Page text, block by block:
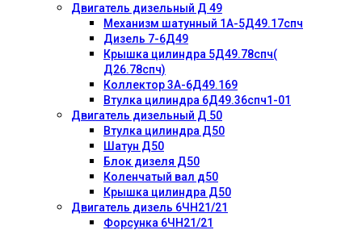
Двигатель дизельный Д 49
Механизм шатунный 1А-5Д49.17спч
Дизель 7-6Д49
Крышка цилиндра 5Д49.78спч(
Д26.78спч)
Коллектор 3А-6Д49.169
Втулка цилиндра 6Д49.36спч1-01
Двигатель дизельный Д 50
Втулка цилиндра Д50
Шатун Д50
Блок дизеля Д50
Коленчатый вал д50
Крышка цилиндра Д50
Двигатель дизель 6ЧН21/21
Форсунка 6ЧН21/21